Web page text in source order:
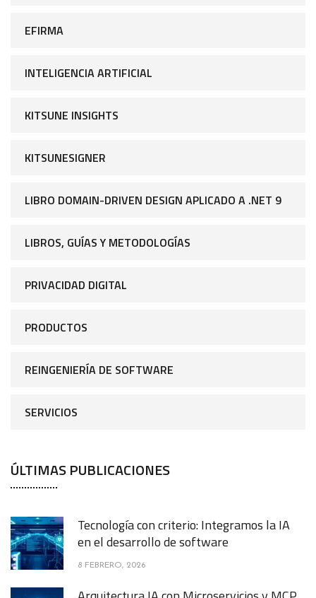
EFIRMA
INTELIGENCIA ARTIFICIAL
KITSUNE INSIGHTS
KITSUNESIGNER
LIBRO DOMAIN-DRIVEN DESIGN APLICADO A .NET 9
LIBROS, GUÍAS Y METODOLOGÍAS
PRIVACIDAD DIGITAL
PRODUCTOS
REINGENIERÍA DE SOFTWARE
SERVICIOS
ÚLTIMAS PUBLICACIONES
Tecnología con criterio: Integramos la IA
en el desarrollo de software
8 FEBRERO, 2026